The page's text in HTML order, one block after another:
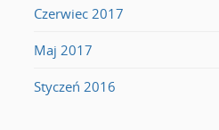
Czerwiec 2017
Maj 2017
Styczeń 2016